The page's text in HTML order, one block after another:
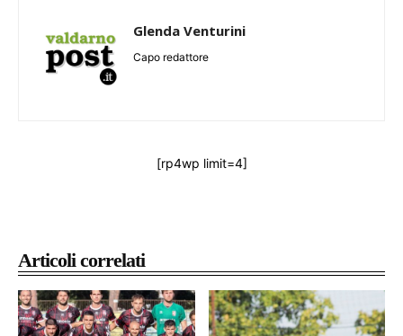
Articoli correlati
Glenda Venturini
Capo redattore
[rp4wp limit=4]